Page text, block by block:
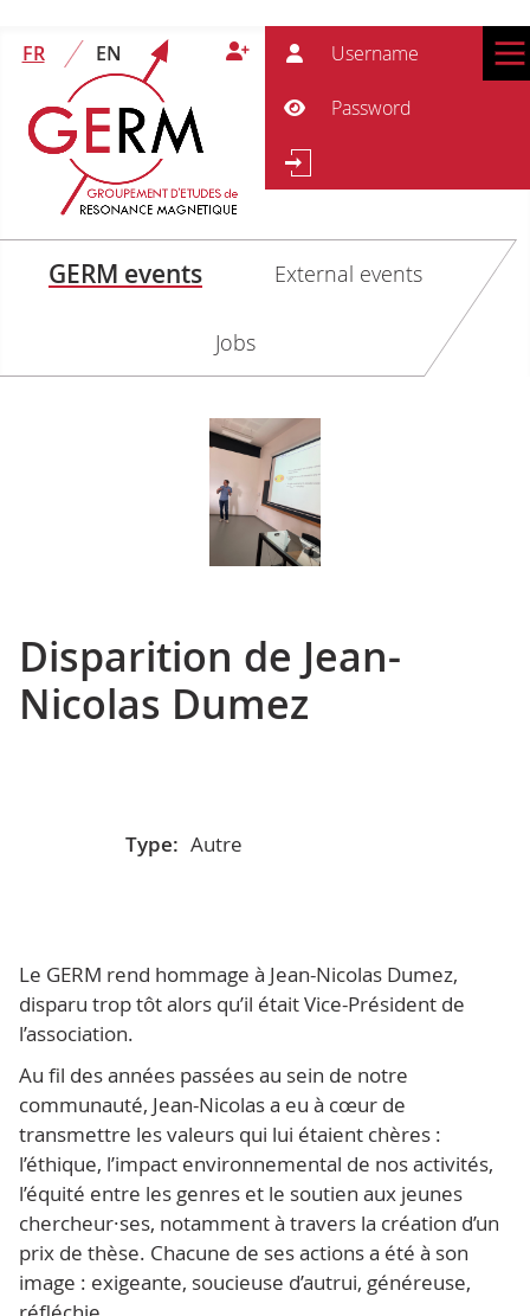
Show Password
Search
GERM events External events
Disparition de Jean-
Nicolas Dumez
Type: Autre
Le GERM rend hommage à Jean-Nicolas Dumez,
disparu trop tôt alors qu’il était Vice-Président de
l’association.
Au fil des années passées au sein de notre
communauté, Jean-Nicolas a eu à cœur de
transmettre les valeurs qui lui étaient chères :
l’éthique, l’impact environnemental de nos activités,
l’équité entre les genres et le soutien aux jeunes
chercheur·ses, notamment à travers la création d’un
prix de thèse. Chacune de ses actions a été à son
image : exigeante, soucieuse d’autrui, généreuse,